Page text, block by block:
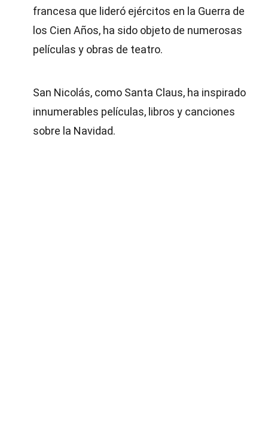
francesa que lideró ejércitos en la Guerra de
los Cien Años, ha sido objeto de numerosas
películas y obras de teatro.
San Nicolás, como Santa Claus, ha inspirado
innumerables películas, libros y canciones
sobre la Navidad.